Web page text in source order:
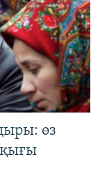
өз